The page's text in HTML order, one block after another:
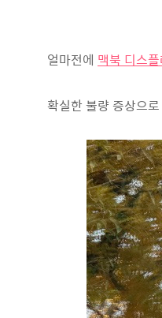
얼마전에 맥북 디스
확실한 불량 증상으